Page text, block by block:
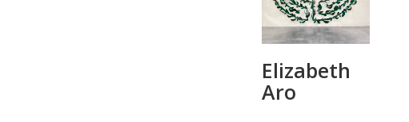
Elizabeth
Aro